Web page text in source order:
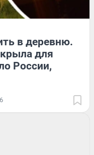
в деревню.
для
России,